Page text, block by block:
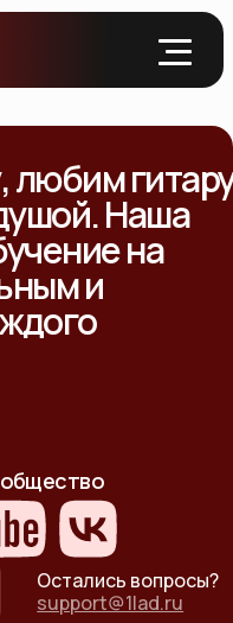
Наша
на
и
Остались вопросы?
support@1lad.ru